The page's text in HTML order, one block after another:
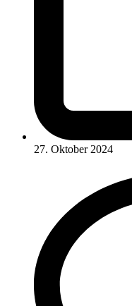
27. Oktober 2024